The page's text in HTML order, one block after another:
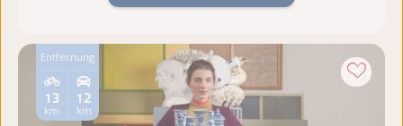
Entfernung
12
km
13
km